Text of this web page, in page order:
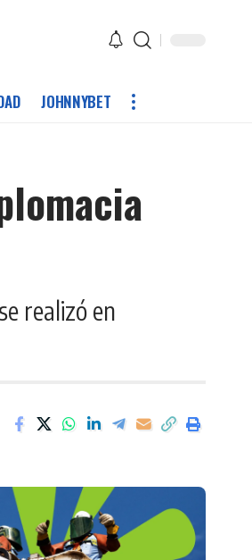
JOHNNYBET
realizó en